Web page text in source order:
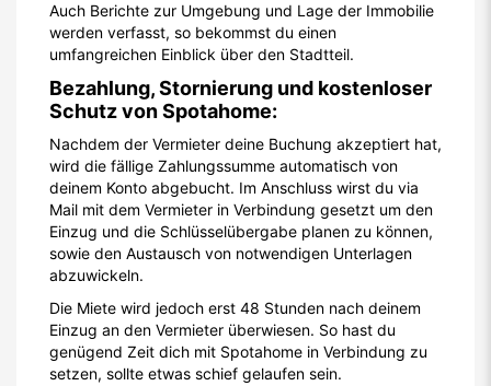
Auch Berichte zur Umgebung und Lage der Immobilie
werden verfasst, so bekommst du einen
umfangreichen Einblick über den Stadtteil.
Bezahlung, Stornierung und kostenloser
Schutz von Spotahome:
Nachdem der Vermieter deine Buchung akzeptiert hat,
wird die fällige Zahlungssumme automatisch von
deinem Konto abgebucht. Im Anschluss wirst du via
Mail mit dem Vermieter in Verbindung gesetzt um den
Einzug und die Schlüsselübergabe planen zu können,
sowie den Austausch von notwendigen Unterlagen
abzuwickeln.
Die Miete wird jedoch erst 48 Stunden nach deinem
Einzug an den Vermieter überwiesen. So hast du
genügend Zeit dich mit Spotahome in Verbindung zu
setzen, sollte etwas schief gelaufen sein.